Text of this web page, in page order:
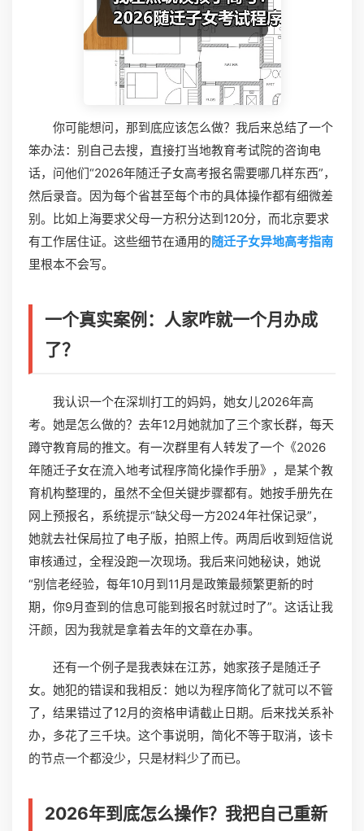
你可能想问，那到底应该怎么做？我后来总结了一个
笨办法：别自己去搜，直接打当地教育考试院的咨询电
话，问他们“2026年随迁子女高考报名需要哪几样东西”，
然后录音。因为每个省甚至每个市的具体操作都有细微差
别。比如上海要求父母一方积分达到120分，而北京要求
有工作居住证。这些细节在通用的随迁子女异地高考指南
里根本不会写。
一个真实案例：人家咋就一个月办成
了？
我认识一个在深圳打工的妈妈，她女儿2026年高
考。她是怎么做的？去年12月她就加了三个家长群，每天
蹲守教育局的推文。有一次群里有人转发了一个《2026
年随迁子女在流入地考试程序简化操作手册》，是某个教
育机构整理的，虽然不全但关键步骤都有。她按手册先在
网上预报名，系统提示“缺父母一方2024年社保记录”，
她就去社保局拉了电子版，拍照上传。两周后收到短信说
审核通过，全程没跑一次现场。我后来问她秘诀，她说
“别信老经验，每年10月到11月是政策最频繁更新的时
期，你9月查到的信息可能到报名时就过时了”。这话让我
汗颜，因为我就是拿着去年的文章在办事。
还有一个例子是我表妹在江苏，她家孩子是随迁子
女。她犯的错误和我相反：她以为程序简化了就可以不管
了，结果错过了12月的资格申请截止日期。后来找关系补
办，多花了三千块。这个事说明，简化不等于取消，该卡
的节点一个都没少，只是材料少了而已。
2026年到底怎么操作？我把自己重新